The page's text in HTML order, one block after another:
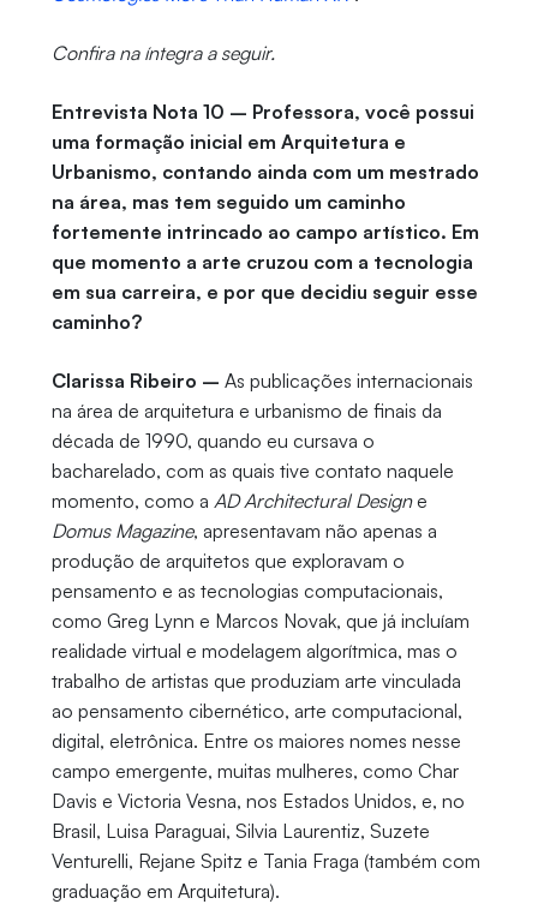
Confira na íntegra a seguir.
Entrevista Nota 10 – Professora, você possui
uma formação inicial em Arquitetura e
Urbanismo, contando ainda com um mestrado
na área, mas tem seguido um caminho
fortemente intrincado ao campo artístico. Em
que momento a arte cruzou com a tecnologia
em sua carreira, e por que decidiu seguir esse
caminho?
Clarissa Ribeiro – As publicações internacionais
na área de arquitetura e urbanismo de finais da
década de 1990, quando eu cursava o
bacharelado, com as quais tive contato naquele
momento, como a AD Architectural Designe
Domus Magazine, apresentavam não apenas a
produção de arquitetos que exploravam o
pensamento e as tecnologias computacionais,
como Greg Lynn e Marcos Novak, que já incluíam
realidade virtual e modelagem algorítmica, mas o
trabalho de artistas que produziam arte vinculada
ao pensamento cibernético, arte computacional,
digital, eletrônica. Entre os maiores nomes nesse
campo emergente, muitas mulheres, como Char
Davis e Victoria Vesna, nos Estados Unidos, e, no
Brasil, Luisa Paraguai, Silvia Laurentiz, Suzete
Venturelli, Rejane Spitz e Tania Fraga (também com
graduação em Arquitetura).